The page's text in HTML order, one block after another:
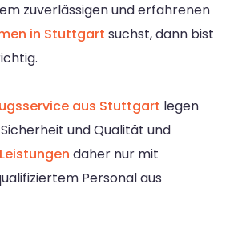
zuverlässigen und erfahrenen
in Stuttgart suchst, dann bist
aus Stuttgart legen
und Qualität und
Leistungen daher nur mit
Personal aus